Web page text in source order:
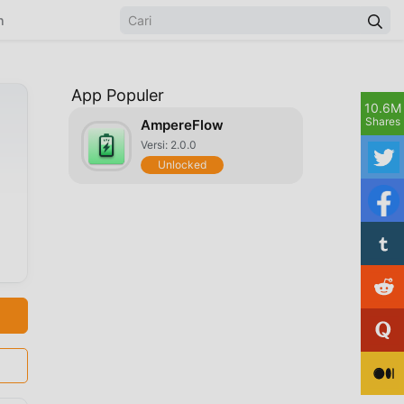
App Populer
AmpereFlow
Versi: 2.0.0
Unlocked
10.6M
Shares